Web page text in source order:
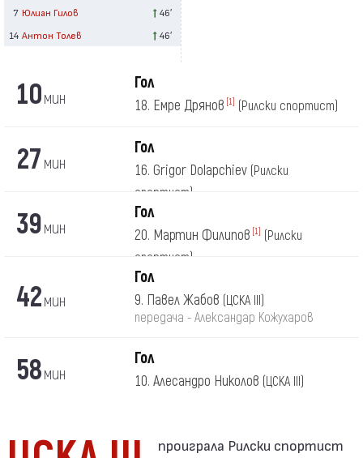
7 Юлиан Гилов
46′
14 Антон Толев 46′
10мин
Гол
18. Емре Дрянов [1] (Рилски спортист)
27 мин
Гол
16. Grigor Dolapchiev (Рилски
спортист)
39мин
Гол
20. Мартин Филипов [1]
(Рилски
спортист)
42мин
Гол
9. Павел Жабов (ЦСКА III)
передача - Александар Кожухаров
58мин
Гол
10. Алесандро Николов (ЦСКА III)